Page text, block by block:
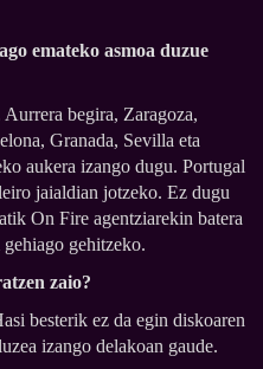
emateko asmoa duzue
begira, Zaragoza,
Granada, Sevilla eta
aukera izango dugu. Portugal
jaialdian jotzeko. Ez dugu
On Fire agentziarekin batera
gehitzeko.
zaio?
besterik ez da egin diskoaren
izango delakoan gaude.